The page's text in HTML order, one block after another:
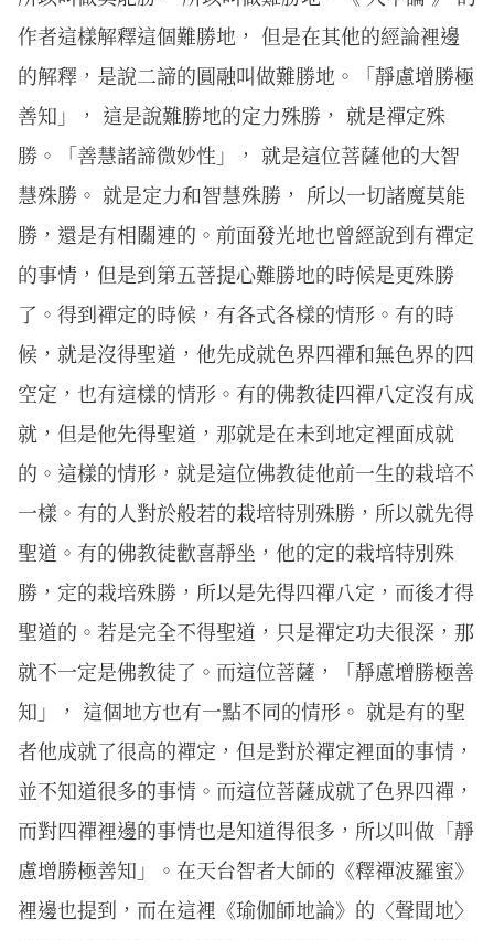
作者這樣解釋這個難勝地， 但是在其他的經論裡邊
的解釋，是說二諦的圓融叫做難勝地。「靜慮增勝極
善知」， 這是說難勝地的定力殊勝， 就是禪定殊
勝。「善慧諸諦微妙性」， 就是這位菩薩他的大智
慧殊勝。 就是定力和智慧殊勝， 所以一切諸魔莫能
勝，還是有相關連的。前面發光地也曾經說到有禪定
的事情，但是到第五菩提心難勝地的時候是更殊勝
了。得到禪定的時候，有各式各樣的情形。有的時
候，就是沒得聖道，他先成就色界四禪和無色界的四
空定，也有這樣的情形。有的佛教徒四禪八定沒有成
就，但是他先得聖道，那就是在未到地定裡面成就
的。這樣的情形，就是這位佛教徒他前一生的栽培不
一樣。有的人對於般若的栽培特別殊勝，所以就先得
聖道。有的佛教徒歡喜靜坐，他的定的栽培特別殊
勝，定的栽培殊勝，所以是先得四禪八定，而後才得
聖道的。若是完全不得聖道，只是禪定功夫很深，那
就不一定是佛教徒了。而這位菩薩，「靜慮增勝極善
知」， 這個地方也有一點不同的情形。 就是有的聖
者他成就了很高的禪定，但是對於禪定裡面的事情，
並不知道很多的事情。而這位菩薩成就了色界四禪，
而對四禪裡邊的事情也是知道得很多，所以叫做「靜
慮增勝極善知」。在天台智者大師的《釋禪波羅蜜》
裡邊也提到，而在這裡《瑜伽師地論》的〈聲聞地〉